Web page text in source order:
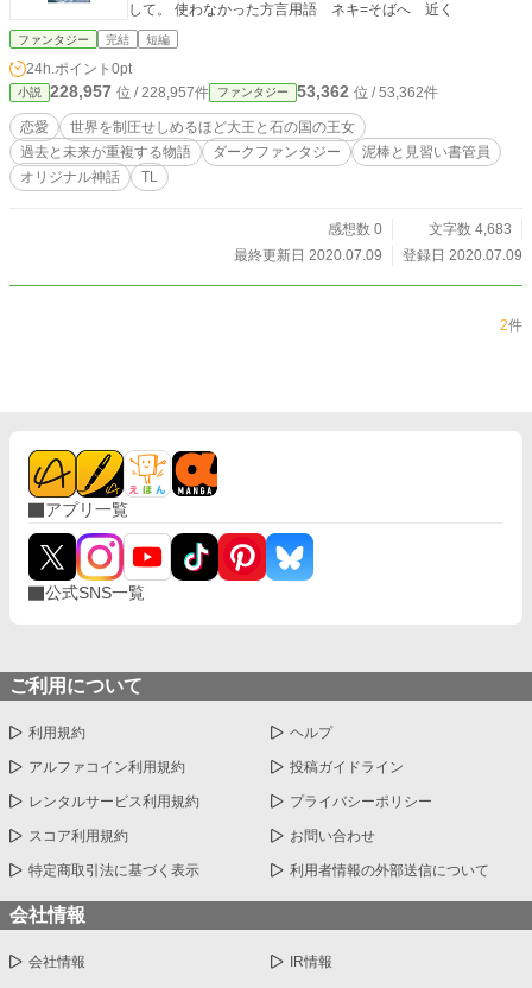
して。 使わなかった方言用語 ネキ=そばへ 近く
ファンタジー 完結 短編
24h.ポイント 0pt
小説 228,957 位 / 228,957件 ファンタジー 53,362 位 / 53,362件
恋愛
世界を制圧せしめるほど大王と石の国の王女
過去と未来が重複する物語
ダークファンタジー
泥棒と見習い書管員
オリジナル神話
TL
感想数 0
文字数 4,683
最終更新日 2020.07.09
登録日 2020.07.09
2件
アプリ一覧
公式SNS一覧
ご利用について
利用規約 ヘルプ
アルファコイン利用規約 投稿ガイドライン
レンタルサービス利用規約 プライバシーポリシー
スコア利用規約 お問い合わせ
特定商取引法に基づく表示 利用者情報の外部送信について
会社情報
会社情報 IR情報